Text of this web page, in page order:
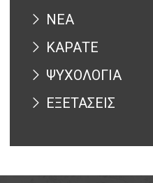
ΝΕΑ
ΚΑΡΑΤΕ
ΨΥΧΟΛΟΓΙΑ
ΕΞΕΤΑΣΕΙΣ